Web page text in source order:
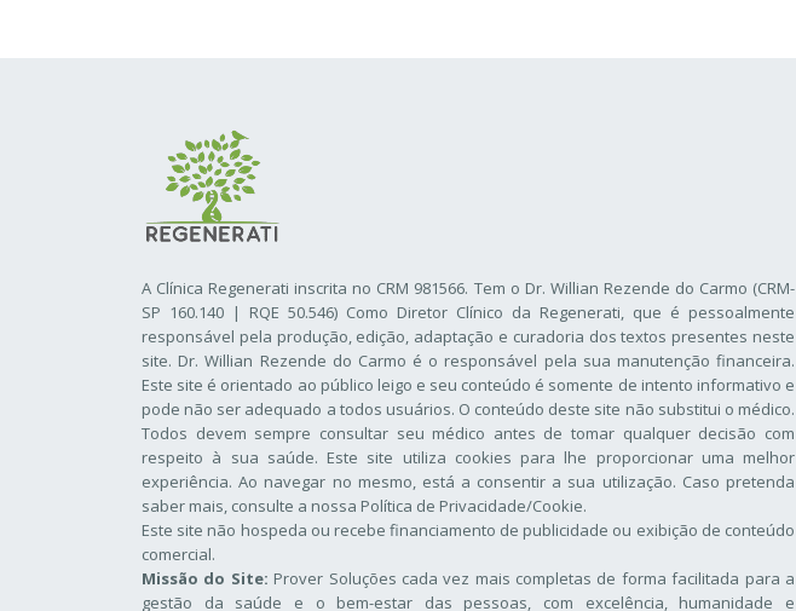
A Clínica Regenerati inscrita no CRM 981566. Tem o Dr. Willian Rezende do Carmo (CRM-
SP 160.140 | RQE 50.546) Como Diretor Clínico da Regenerati, que é pessoalmente
responsável pela produção, edição, adaptação e curadoria dos textos presentes neste
site. Dr. Willian Rezende do Carmo é o responsável pela sua manutenção financeira.
Este site é orientado ao público leigo e seu conteúdo é somente de intento informativo e
pode não ser adequado a todos usuários. O conteúdo deste site não substitui o médico.
Todos devem sempre consultar seu médico antes de tomar qualquer decisão com
respeito à sua saúde. Este site utiliza cookies para lhe proporcionar uma melhor
experiência. Ao navegar no mesmo, está a consentir a sua utilização. Caso pretenda
saber mais, consulte a nossa Política de Privacidade/Cookie.
Este site não hospeda ou recebe financiamento de publicidade ou exibição de conteúdo
comercial.
Missão do Site: Prover Soluções cada vez mais completas de forma facilitada para a
gestão da saúde e o bem-estar das pessoas, com excelência, humanidade e